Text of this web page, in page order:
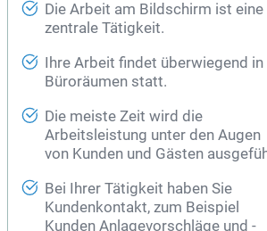
Die Arbeit am Bildschirm ist eine
zentrale Tätigkeit.
Ihre Arbeit findet überwiegend in
Büroräumen statt.
Die meiste Zeit wird die
Arbeitsleistung unter den Augen
von Kunden und Gästen
Bei Ihrer Tätigkeit haben Sie
Kundenkontakt, zum Beispiel
Kunden Anlagevorschläge und -